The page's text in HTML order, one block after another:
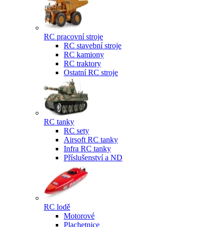
RC pracovní stroje
RC stavební stroje
RC kamiony
RC traktory
Ostatní RC stroje
RC tanky
RC sety
Airsoft RC tanky
Infra RC tanky
Příslušenství a ND
RC lodě
Motorové
Plachetnice